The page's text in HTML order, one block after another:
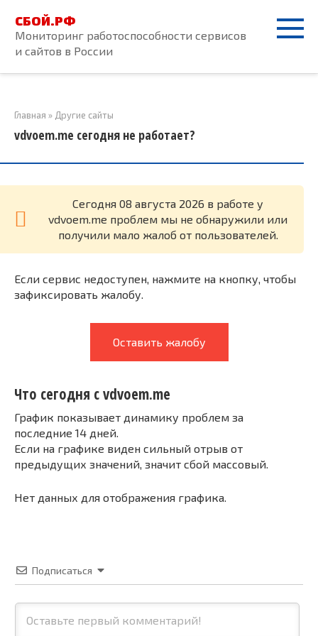
контенту
СБОЙ.РФ
Мониторинг работоспособности сервисов
и сайтов в России
Главная » Другие сайты
vdvoem.me сегодня не работает?
Cегодня 08 августа 2026 в работе у
vdvoem.me проблем мы не обнаружили или
получили мало жалоб от пользователей.
Если сервис недоступен, нажмите на кнопку, чтобы
зафиксировать жалобу.
Оставить жалобу
Что сегодня с vdvoem.me
График показывает динамику проблем за
последние 14 дней.
Если на графике виден сильный отрыв от
предыдущих значений, значит сбой массовый.
Нет данных для отображения графика.
Подписаться